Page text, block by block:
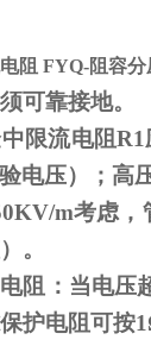
阻 FYQ-阻容分
可靠接地。
限流电阻R1
电压）；高
m考虑，
。
阻：当电压
护电阻可按1